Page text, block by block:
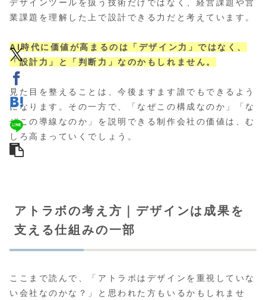
デザインツールを扱う技術だけではなく、経営課題や営
業課題を理解した上で設計できる力だと考えています。
AI時代に価値が高まるのは「デザイン力」ではなく、
「設計力」と「判断力」なのかもしれません。
見た目を整えることは、今後ますます誰でもできるよう
になります。その一方で、「なぜこの構成なのか」「な
ぜこの導線なのか」を説明できる制作会社の価値は、む
しろ高まっていくでしょう。
アトラボの考え方｜デザインは成果を
支える仕組みの一部
ここまで読んで、「アトラボはデザインを重視していな
い会社なのかな？」と思われた方もいるかもしれませ